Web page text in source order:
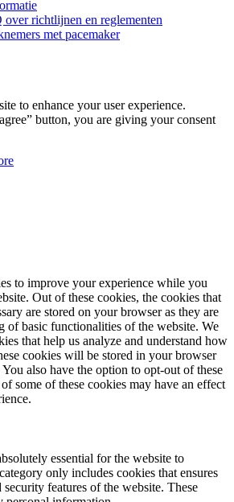
over richtlijnen en reglementen
met pacemaker
to enhance your user experience.
button, you are giving your consent
to improve your experience while you
Out of these cookies, the cookies that
are stored on your browser as they are
of basic functionalities of the website. We
that help us analyze and understand how
cookies will be stored in your browser
also have the option to opt-out of these
some of these cookies may have an effect
essential for the website to
only includes cookies that ensures
features of the website. These